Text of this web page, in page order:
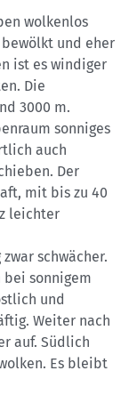
wolkenlos
und eher
ist es windiger
Die
3000 m.
sonniges
auch
Der
mit bis zu 40
leichter
schwächer.
sonnigem
und
Weiter nach
auf. Südlich
Es bleibt